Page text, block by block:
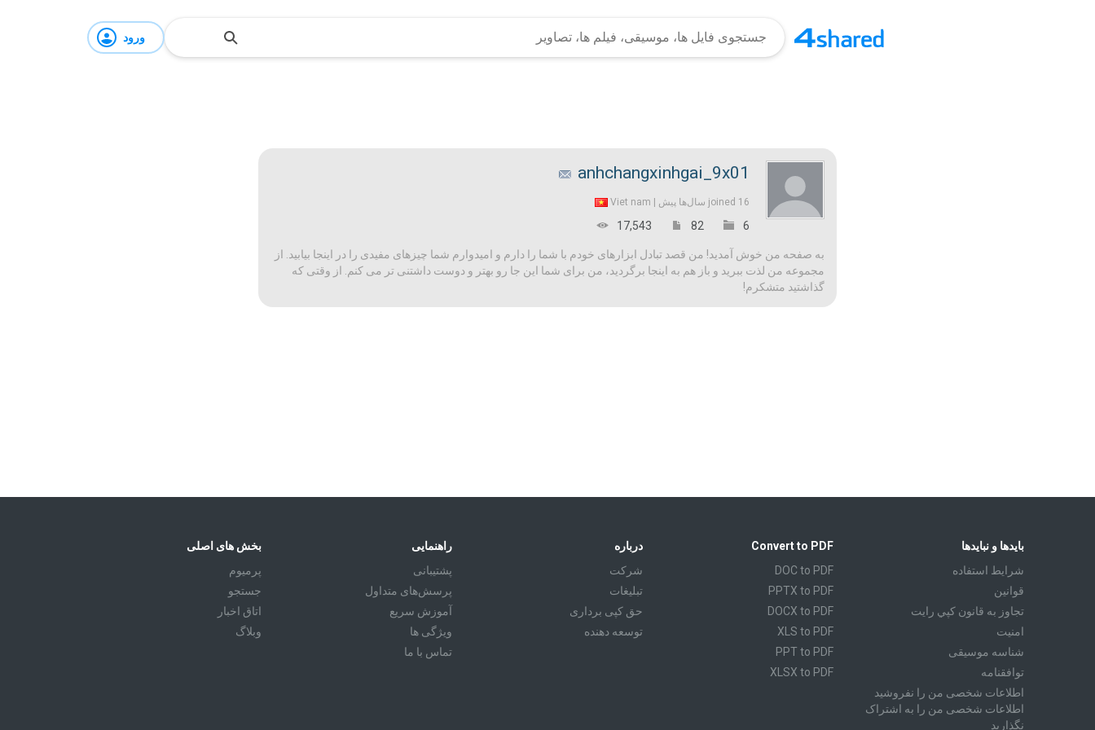
ورود
anhchangxinhgai_9x01
joined 16 سال‌ها پیش | Viet nam
6
82
17,543
به صفحه من خوش آمدید! من قصد تبادل ابزارهای خودم با شما را دارم و امیدوارم شما چیزهای مفیدی را در اینجا بیابید. از
مجموعه من لذت ببرید و باز هم به اینجا برگردید، من برای شما این جا رو بهتر و دوست داشتنی تر می کنم. از وقتی که
گذاشتید متشکرم!
بخش های اصلی
پرمیوم
جستجو
اتاق اخبار
وبلاگ
راهنمایی
پشتیبانی
پرسش‌های متداول
آموزش سريع
ویژگی ها
تماس با ما
درباره
شرکت
تبليغات
حق کپی برداری
توسعه دهنده
Convert to PDF
DOC to PDF
PPTX to PDF
DOCX to PDF
XLS to PDF
PPT to PDF
XLSX to PDF
بایدها و نبایدها
شرايط استفاده
قوانين
تجاوز به قانون كپي رايت
امنیت
شناسه موسیقی
توافقنامه
اطلاعات شخصی من را نفروشید
اطلاعات شخصی من را به اشتراک
نگذارید